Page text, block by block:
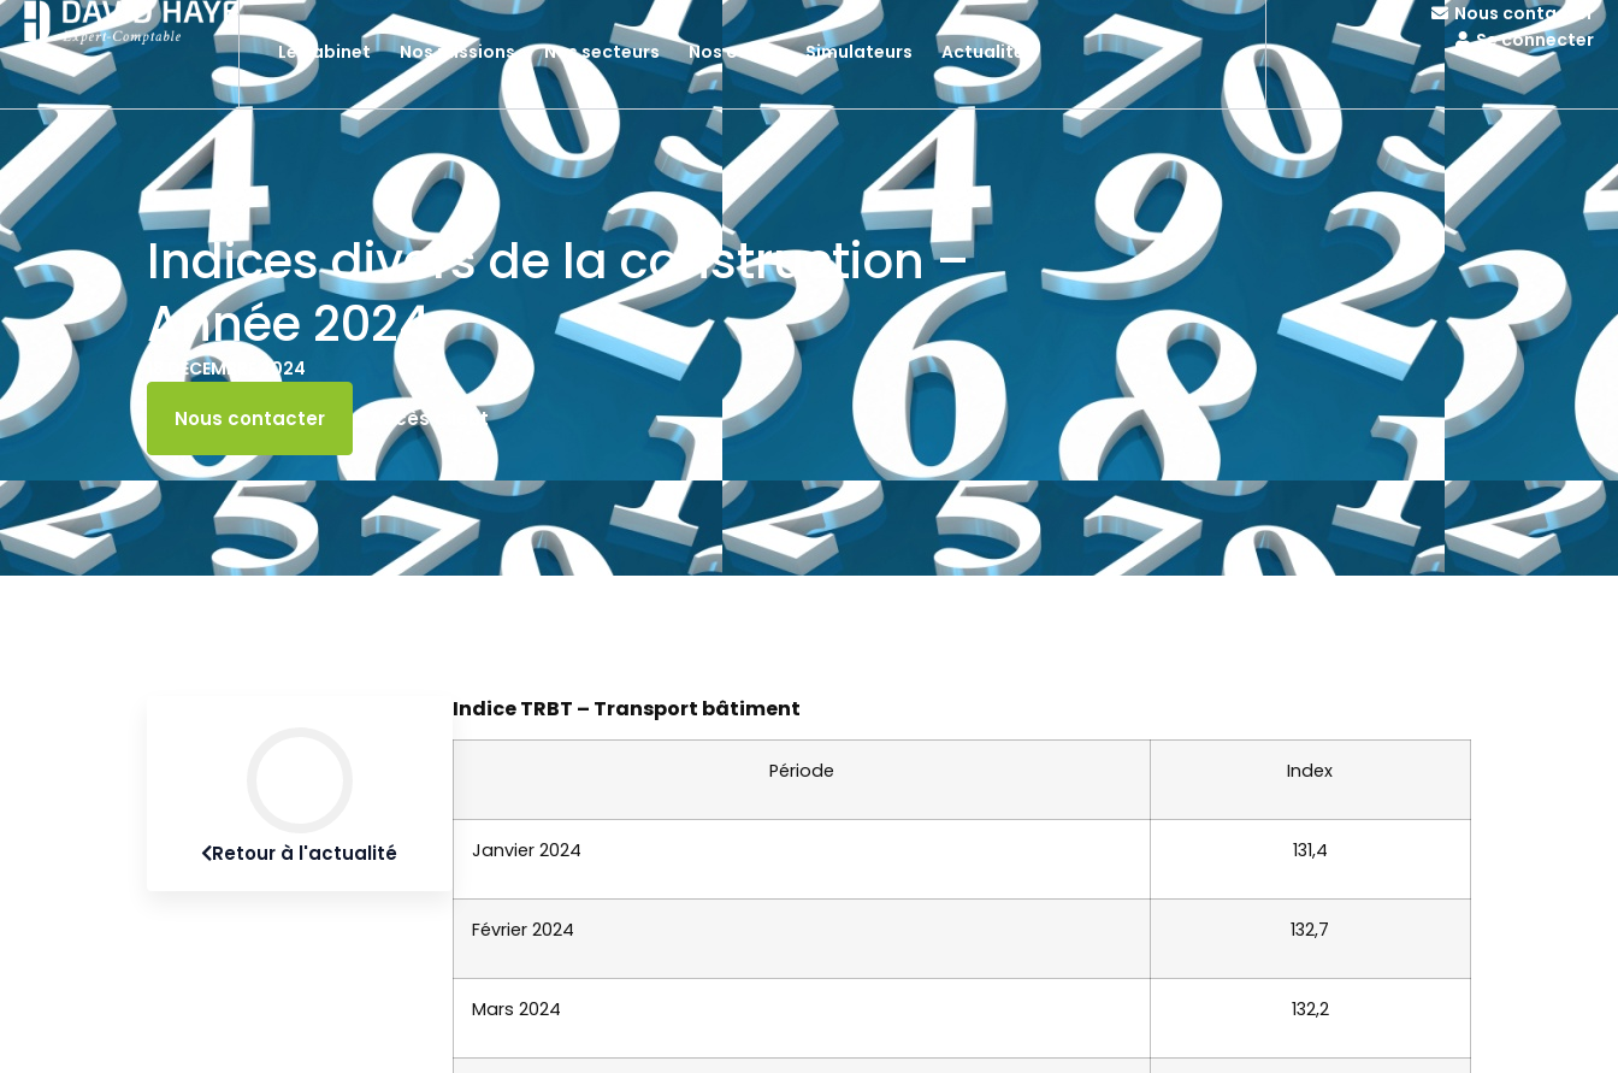
Le cabinet Nos missions Nos secteurs Nos outils Simulateurs Actualités
Nous contacter
Se connecter
Indices divers de la construction –
Année 2024
18 DÉCEMBRE 2024
Nous contacter Accès client
Retour à l'actualité
Indice TRBT – Transport bâtiment
Période Index
Janvier 2024 131,4
Février 2024 132,7
Mars 2024 132,2